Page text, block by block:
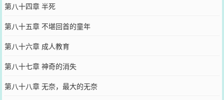
第八十四章 半死
第八十五章 不堪回首的童年
第八十六章 成人教育
第八十七章 神奇的消失
第八十八章 无奈，最大的无奈